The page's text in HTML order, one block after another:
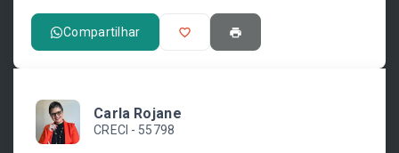
Compartilhar
Carla Rojane
CRECI - 55798